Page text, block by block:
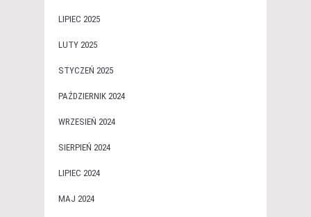
LIPIEC 2025
LUTY 2025
STYCZEŃ 2025
PAŹDZIERNIK 2024
WRZESIEŃ 2024
SIERPIEŃ 2024
LIPIEC 2024
MAJ 2024